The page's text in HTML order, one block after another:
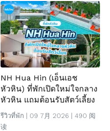
NH Hua Hin (เอ็นเอช
หัวหิน) ที่พักเปิดใหม่ใจกลาง
หัวหิน แถมต้อนรับสัตว์เลี้ยง
รีวิวที่พัก | 09 7月 2026 | 490 阅
读